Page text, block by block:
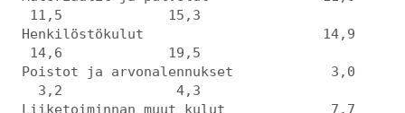
11,5 15,3
Henkilöstökulut 14,9
14,6 19,5
Poistot ja arvonalennukset 3,0
3,2 4,3
Liiketoiminnan muut kulut 7,7